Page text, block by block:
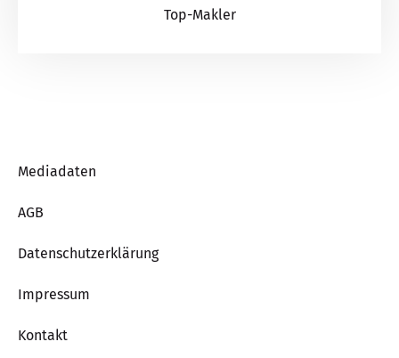
Top-Makler
Mediadaten
AGB
Datenschutzerklärung
Impressum
Kontakt